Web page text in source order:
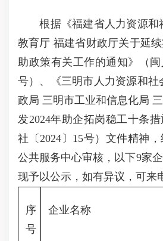
根据《福建省人力资源和
教育厅 福建省财政厅关于延
助政策有关工作的通知》（闽
号）、《三明市人力资源和社
政局 三明市工业和信息化局
发2024年助企拓岗稳工十条
社〔2024〕15号）文件精神
公共服务中心审核，以下9家
现予以公示，如有异议，可来
序
号
企业名称